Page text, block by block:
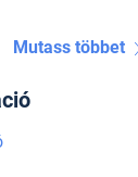
Mutass többet